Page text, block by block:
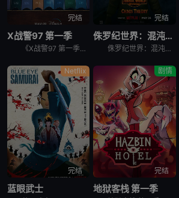
完结
X战警97 第一季
《X战警97 第一季》是90年代X战警系列动画续集，万磁王领导X战警。在充满着仇恨和偏见的人类主宰的世界里，熟悉的X战警成员接连回归，全新角色即将加盟。
完结
侏罗纪世界：混沌理论
侏罗纪世界：混沌理论 Jurassic World: Chaos Theory是2024年美国动作,科幻,动画,家庭,冒险动漫。《侏罗纪世界：混沌理论》讲述的是：年轻的古生物学家达里厄斯·鲍曼在加
Netflix
完结
蓝眼武士
剧情
完结
地狱客栈 第一季